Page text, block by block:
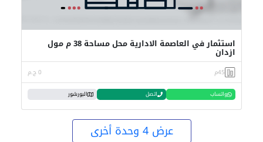
استثمار في العاصمة الادارية محل مساحة 38 م مول
ازدان
45م 0 ج.م
واتساب اتصل البورشور
عرض 4 وحدة أخرى